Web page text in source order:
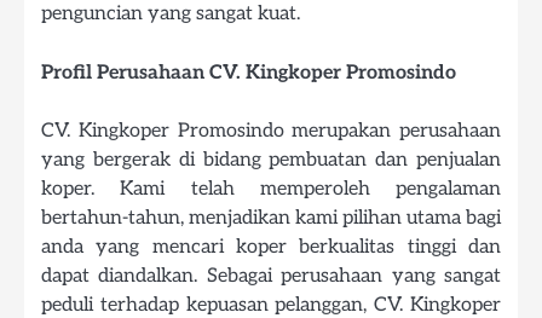
penguncian yang sangat kuat.
Profil Perusahaan CV. Kingkoper Promosindo
CV. Kingkoper Promosindo merupakan perusahaan
yang bergerak di bidang pembuatan dan penjualan
koper. Kami telah memperoleh pengalaman
bertahun-tahun, menjadikan kami pilihan utama bagi
anda yang mencari koper berkualitas tinggi dan
dapat diandalkan. Sebagai perusahaan yang sangat
peduli terhadap kepuasan pelanggan, CV. Kingkoper